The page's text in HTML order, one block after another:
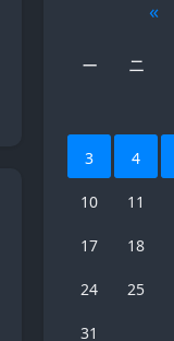
«
一 二
3 4
10 11
17 18
24 25
31